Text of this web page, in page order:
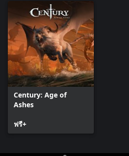
Century: Age of
Ashes
ฟรี+